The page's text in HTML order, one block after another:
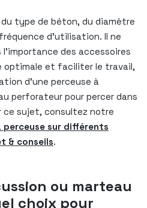
type de béton, du diamètre
d’utilisation. Il ne
des accessoires
optimale et faciliter le travail,
d’une perceuse à
perforateur pour percer dans
ce sujet, consultez notre
sur différents
& conseils.
ou marteau
choix pour